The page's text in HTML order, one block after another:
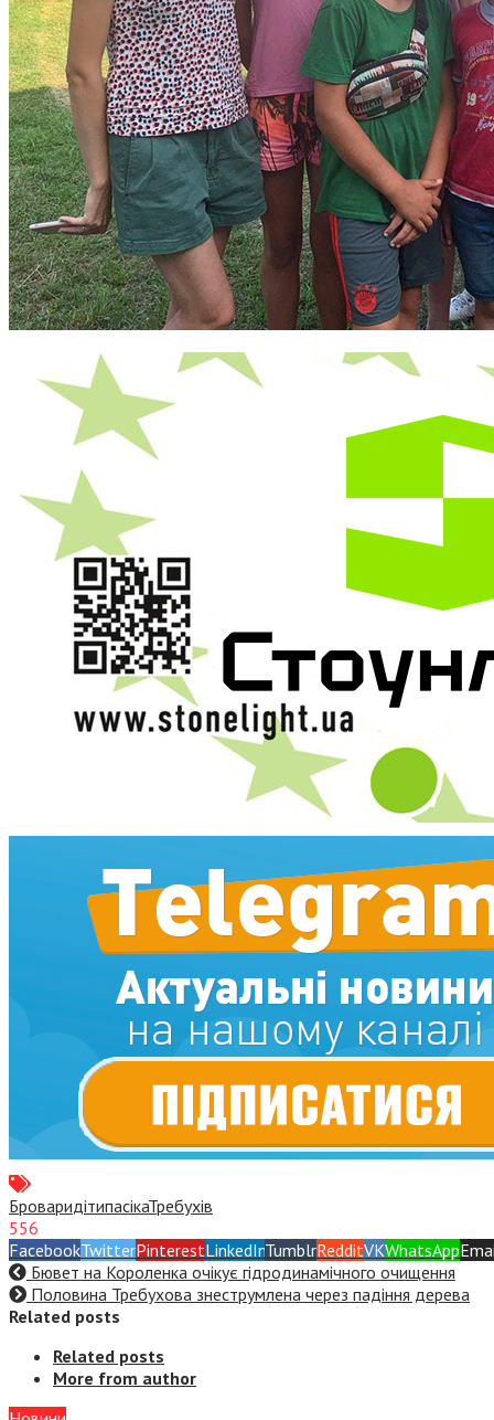
БроваридітипасікаТребухів
556
FacebookTwitterPinterestLinkedInTumblrRedditVKWhatsApp
Бювет на Короленка очікує гідродинамічного очищення
Половина Требухова знеструмлена через падіння дерева
Related posts
Related posts
More from author